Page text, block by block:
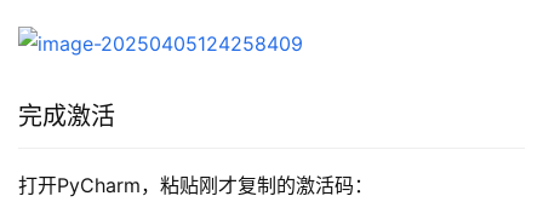
完成激活
打开PyCharm，粘贴刚才复制的激活码：